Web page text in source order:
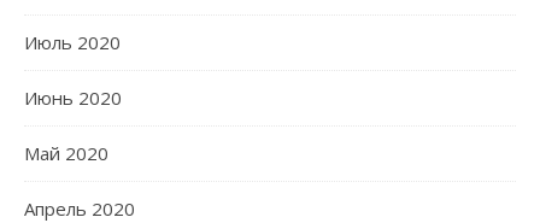
Июль 2020
Июнь 2020
Май 2020
Апрель 2020